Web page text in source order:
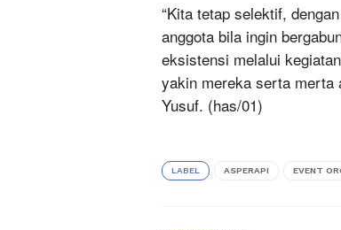
“Kita tetap selektif,
anggota bila ingin
eksistensi melalui
yakin mereka serta merta
Yusuf. (has/01)
LABEL ASPERAPI EVENT